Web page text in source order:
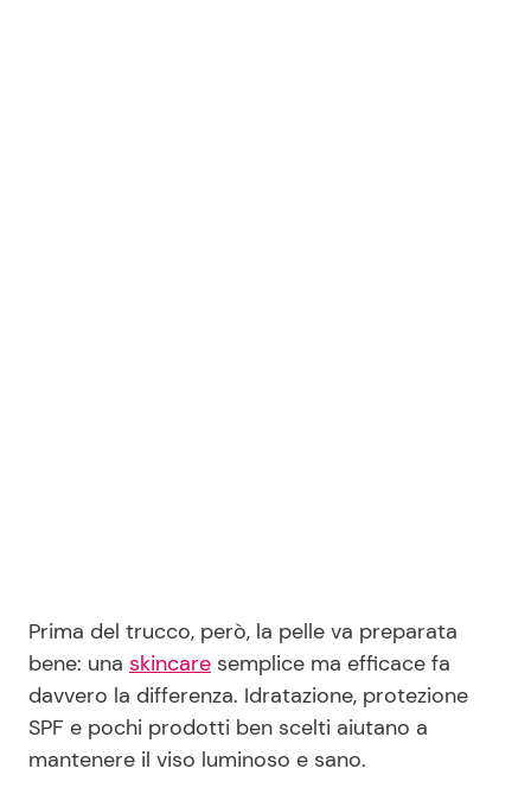
Prima del trucco, però, la pelle va preparata
bene: una skincare semplice ma efficace fa
davvero la differenza. Idratazione, protezione
SPF e pochi prodotti ben scelti aiutano a
mantenere il viso luminoso e sano.